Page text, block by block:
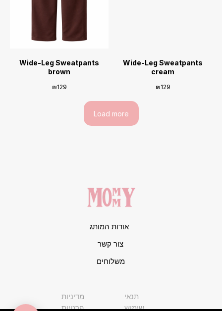
Wide-Leg Sweatpants
brown
₪129
Wide-Leg Sweatpants
cream
₪129
Load more
מדיניות
פרטיות
תנאי
שימוש
צור קשר
משלוחים
אודות המותג